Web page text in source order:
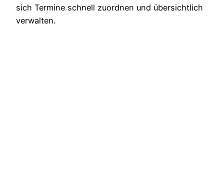
sich Termine schnell zuordnen und übersichtlich
verwalten.